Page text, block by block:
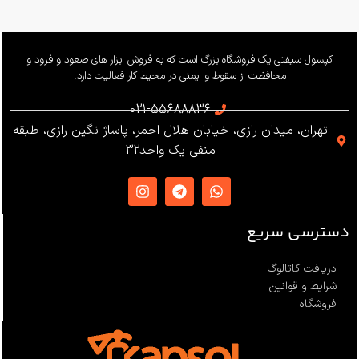
وزن 655 گرم
استاندارد
EN12841 ،EN341 ،ANSI Z359
،NFPA1983
ساخت
کپسول سیفتی یک فروشگاه بزرگ است که به فروش ابزار های صعود و فرود و
محافظت از سقوط و ایمنی در محیط کار فعالیت دارد.
021-55688836
تهران، میدان رازی، خیابان هلال احمر، پاساژ نگین رازی، طبقه
منفی یک واحد32
دسترسی سریع
دریافت کاتالوگ
شرایط و قوانین
فروشگاه